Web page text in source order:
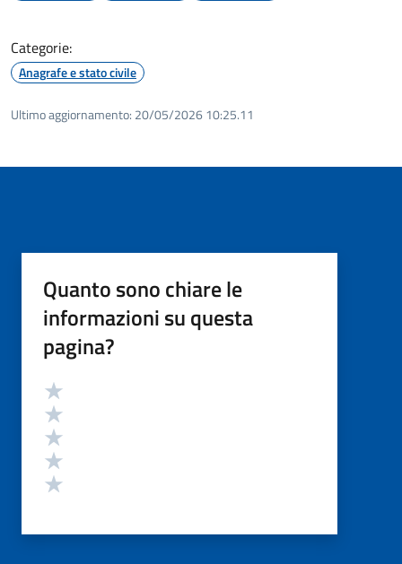
Categorie:
Anagrafe e stato civile
Ultimo aggiornamento: 20/05/2026 10:25.11
Quanto sono chiare le
informazioni su questa
pagina?
Valutazione